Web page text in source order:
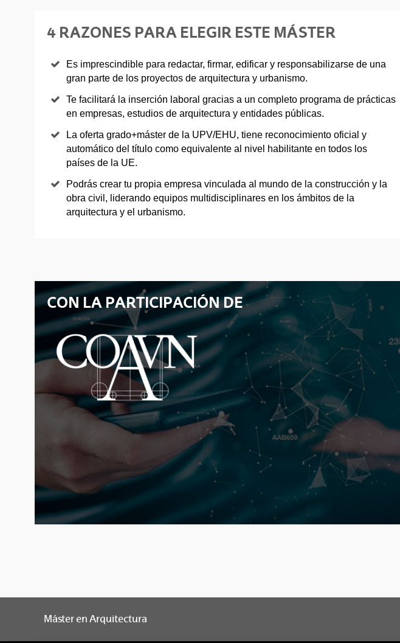
4 RAZONES PARA ELEGIR ESTE MÁSTER
Es imprescindible para redactar, firmar, edificar y responsabilizarse de una
gran parte de los proyectos de arquitectura y urbanismo.
Te facilitará la inserción laboral gracias a un completo programa de prácticas
en empresas, estudios de arquitectura y entidades públicas.
La oferta grado+máster de la UPV/EHU, tiene reconocimiento oficial y
automático del título como equivalente al nivel habilitante en todos los
países de la UE.
Podrás crear tu propia empresa vinculada al mundo de la construcción y la
obra civil, liderando equipos multidisciplinares en los ámbitos de la
arquitectura y el urbanismo.
CON LA PARTICIPACIÓN DE
Máster en Arquitectura